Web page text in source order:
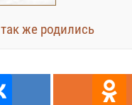
так же родились